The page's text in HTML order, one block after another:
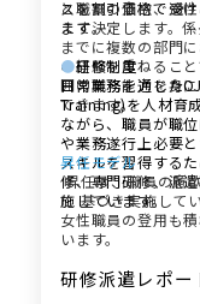
スを割引価格で受
ます。
と職員の意欲、適
えて決定します。
までに複数の部門
の経験を重ねるこ
囲の職務能力を身
できます。
●研修制度
日常業務を通じた
Training)を人材育
ながら、職員が職
や業務遂行上必要と
スキルを習得する
修、専門研修、派
施しています。
昇任モデル
昇任は、職員の意
に 基づき実施して
女性職員の登用も
います。
研修派遣レポー